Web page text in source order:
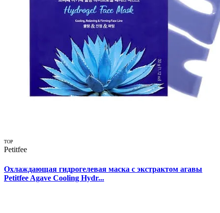
TOP
Petitfee
Охлаждающая гидрогелевая маска с экстрактом агавы
Petitfee Agave Cooling Hydr...